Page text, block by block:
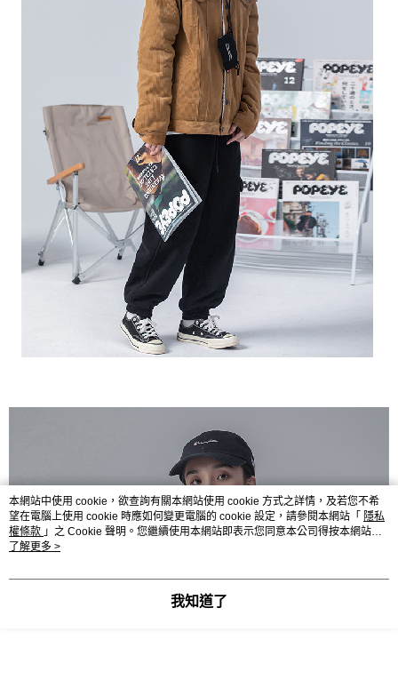
本網站中使用 cookie，欲查詢有關本網站使用 cookie 方式之詳情，及若您不希
望在電腦上使用 cookie 時應如何變更電腦的 cookie 設定，請參閱本網站「 隱私
權條款 」之 Cookie 聲明。您繼續使用本網站即表示您同意本公司得按本網站使
用條款之 Cookie 聲明使用 cookie。
了解更多 >
我知道了